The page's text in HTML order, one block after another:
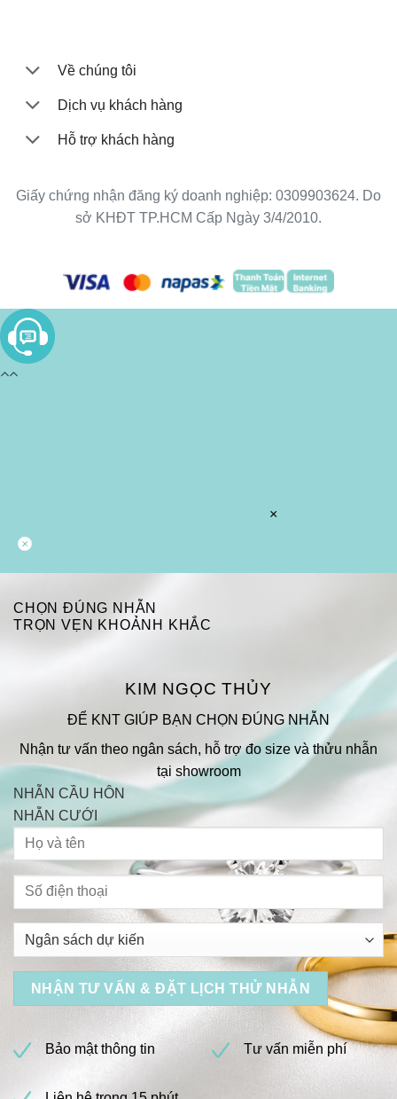
Về chúng tôi
Dịch vụ khách hàng
Hỗ trợ khách hàng
Giấy chứng nhận đăng ký doanh nghiệp: 0309903624. Do
sở KHĐT TP.HCM Cấp Ngày 3/4/2010.
×
CHỌN ĐÚNG NHẪN
TRỌN VẸN KHOẢNH KHẮC
KIM NGỌC THỦY
ĐỂ KNT GIÚP BẠN CHỌN ĐÚNG NHẪN
Nhận tư vấn theo ngân sách, hỗ trợ đo size và thửu nhẫn
tại showroom
NHẪN CẦU HÔN
NHẪN CƯỚI
Bảo mật thông tin Tư vấn miễn phí